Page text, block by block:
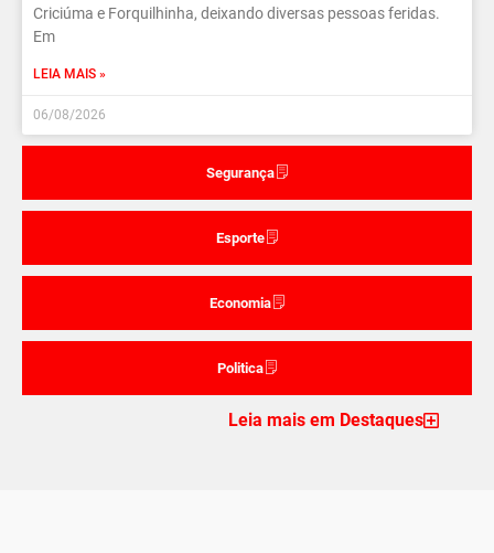
Segurança
Esporte
Economia
Politica
Criciúma e Forquilhinha, deixando diversas pessoas feridas.
Em
LEIA MAIS »
06/08/2026
Leia mais em Destaques